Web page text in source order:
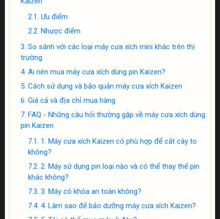
Ưu điểm
Nhược điểm
So sánh với các loại máy cưa xích mini khác trên thị
trường
Ai nên mua máy cưa xích dùng pin Kaizen?
Cách sử dụng và bảo quản máy cưa xích Kaizen
Giá cả và địa chỉ mua hàng
FAQ - Những câu hỏi thường gặp về máy cưa xích dùng
pin Kaizen
1. Máy cưa xích Kaizen có phù hợp để cắt cây to
không?
2. Máy sử dụng pin loại nào và có thể thay thế pin
khác không?
3. Máy có khóa an toàn không?
4. Làm sao để bảo dưỡng máy cưa xích Kaizen?